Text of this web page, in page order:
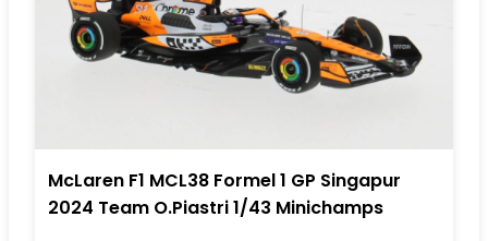
McLaren F1 MCL38 Formel 1 GP Singapur
2024 Team O.Piastri 1/43 Minichamps